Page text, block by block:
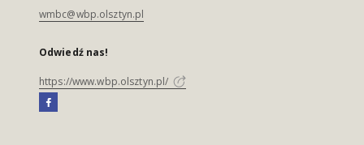
wmbc@wbp.olsztyn.pl
Odwiedź nas!
https://www.wbp.olsztyn.pl/